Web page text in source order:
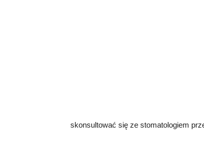
skonsultować się ze stomatologiem